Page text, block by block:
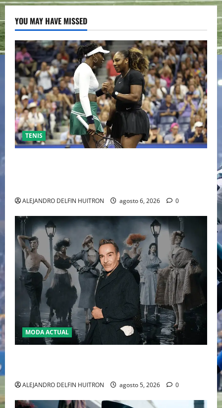
YOU MAY HAVE MISSED
TENIS
ALEJANDRO DELFIN HUITRON agosto 6, 2026 0
MODA ACTUAL
ALEJANDRO DELFIN HUITRON agosto 5, 2026 0